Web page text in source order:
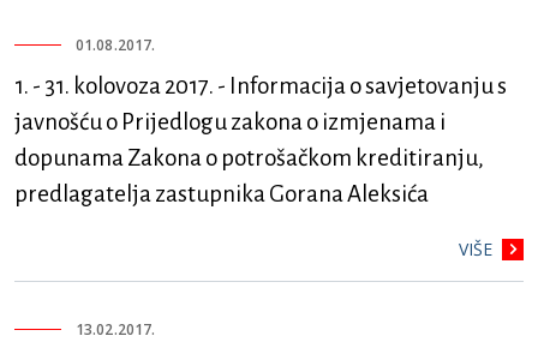
01.08.2017.
1. - 31. kolovoza 2017. - Informacija o savjetovanju s
javnošću o Prijedlogu zakona o izmjenama i
dopunama Zakona o potrošačkom kreditiranju,
predlagatelja zastupnika Gorana Aleksića
VIŠE
13.02.2017.